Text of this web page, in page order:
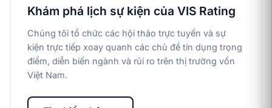
Khám phá lịch sự kiện của VIS Rating
Chúng tôi tổ chức các hội thảo trực tuyến và sự
kiện trực tiếp xoay quanh các chủ đề tín dụng trọng
điểm, diễn biến ngành và rủi ro trên thị trường vốn
Việt Nam.